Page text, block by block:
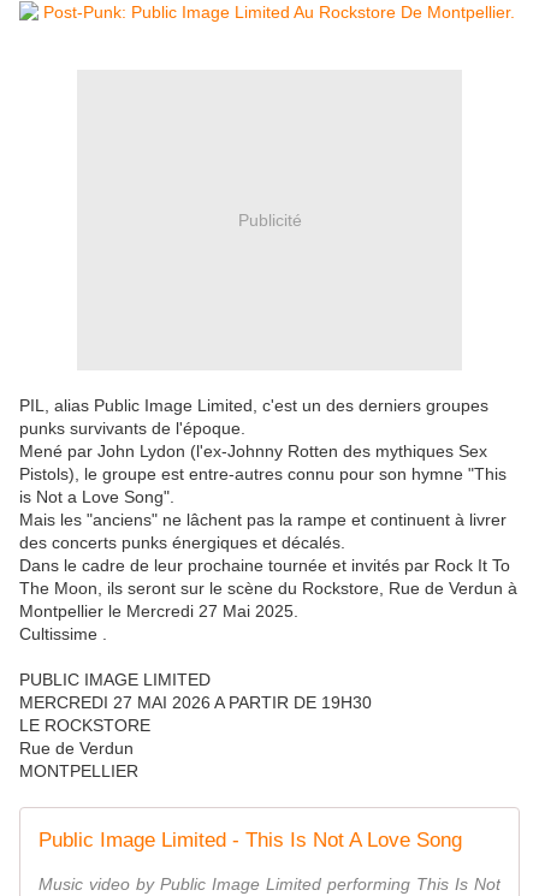
Publicité
PIL, alias Public Image Limited, c'est un des derniers groupes
punks survivants de l'époque.
Mené par John Lydon (l'ex-Johnny Rotten des mythiques Sex
Pistols), le groupe est entre-autres connu pour son hymne "This
is Not a Love Song".
Mais les "anciens" ne lâchent pas la rampe et continuent à livrer
des concerts punks énergiques et décalés.
Dans le cadre de leur prochaine tournée et invités par Rock It To
The Moon, ils seront sur le scène du Rockstore, Rue de Verdun à
Montpellier le Mercredi 27 Mai 2025.
Cultissime .
PUBLIC IMAGE LIMITED
MERCREDI 27 MAI 2026 A PARTIR DE 19H30
LE ROCKSTORE
Rue de Verdun
MONTPELLIER
Public Image Limited - This Is Not A Love Song
Music video by Public Image Limited performing This Is Not